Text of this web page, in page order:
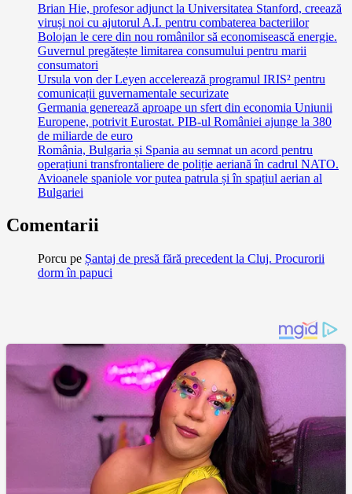
Brian Hie, profesor adjunct la Universitatea Stanford, creează
viruși noi cu ajutorul A.I. pentru combaterea bacteriilor
Bolojan le cere din nou românilor să economisească energie.
Guvernul pregătește limitarea consumului pentru marii
consumatori
Ursula von der Leyen accelerează programul IRIS² pentru
comunicații guvernamentale securizate
Germania generează aproape un sfert din economia Uniunii
Europene, potrivit Eurostat. PIB-ul României ajunge la 380
de miliarde de euro
România, Bulgaria și Spania au semnat un acord pentru
operațiuni transfrontaliere de poliție aeriană în cadrul NATO.
Avioanele spaniole vor putea patrula și în spațiul aerian al
Bulgariei
Comentarii
Porcu pe Șantaj de presă fără precedent la Cluj. Procurorii
dorm în papuci